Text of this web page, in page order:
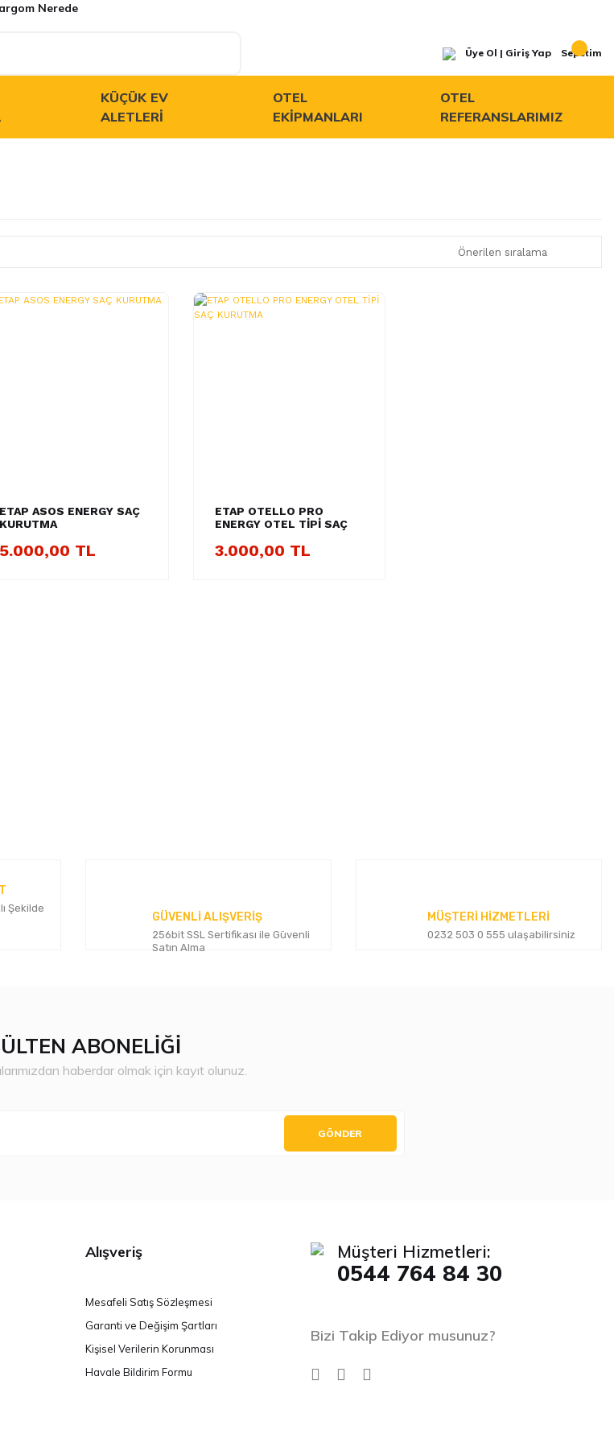
Nerede
Üye Ol | Giriş Yap Sepetim
KÜÇÜK EV
ALETLERI
OTEL
EKİPMANLARI
OTEL
REFERANSLARIMIZ
ETAP ASOS ENERGY SAÇ
KURUTMA
5.000,00 TL
ETAP OTELLO PRO
ENERGY OTEL TİPİ SAÇ
3.000,00 TL
Şekilde
GÜVENLİ ALIŞVERİŞ
256bit SSL Sertifikası ile Güvenli
Satın Alma
MÜŞTERİ HİZMETLERİ
0232 503 0 555 ulaşabilirsiniz
ABONELİĞİ
haberdar olmak için kayıt olunuz.
GÖNDER
Alışveriş
Mesafeli Satış Sözleşmesi
Garanti ve Değişim Şartları
Kişisel Verilerin Korunması
Havale Bildirim Formu
Müşteri Hizmetleri:
0544 764 84 30
Bizi Takip Ediyor musunuz?